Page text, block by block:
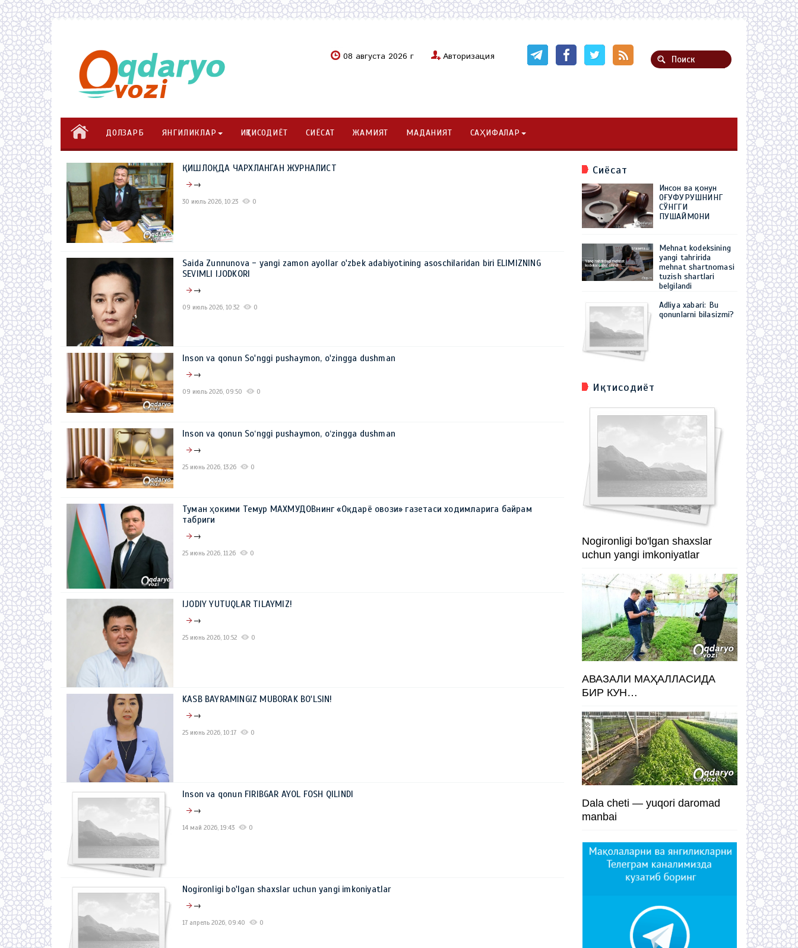
08 августа 2026 г Авторизация
ДОЛЗАРБ ЯНГИЛИКЛАР ИҚТИСОДИЁТ СИЁСАТ ЖАМИЯТ МАДАНИЯТ САҲИФАЛАР
ҚИШЛОҚДА ЧАРХЛАНГАН ЖУРНАЛИСТ
→
30 июль 2026, 10:23 0
Saida Zunnunova - yangi zamon ayollar o'zbek adabiyotining asoschilaridan biri ELIMIZNING
SEVIMLI IJODKORI
→
09 июль 2026, 10:32 0
Inson va qonun So'nggi pushaymon, o'zingga dushman
→
09 июль 2026, 09:50 0
Inson va qonun So‘nggi pushaymon, o‘zingga dushman
→
25 июнь 2026, 13:26 0
Туман ҳокими Темур МАХМУДОВнинг «Оқдарё овози» газетаси ходимларига байрам
табриги
→
25 июнь 2026, 11:26 0
IJODIY YUTUQLAR TILAYMIZ!
→
25 июнь 2026, 10:52 0
KASB BAYRAMINGIZ MUBORAK BO'LSIN!
→
25 июнь 2026, 10:17 0
Inson va qonun FIRIBGAR AYOL FOSH QILINDI
→
14 май 2026, 19:43 0
Nogironligi bo'lgan shaxslar uchun yangi imkoniyatlar
→
17 апрель 2026, 09:40 0
Сиёсат
Инсон ва қонун
ОҒУФУРУШНИНГ
СЎНГГИ
ПУШАЙМОНИ
Mehnat kodeksining
yangi tahririda
mehnat shartnomasi
tuzish shartlari
belgilandi
Adliya xabari: Bu
qonunlarni bilasizmi?
Иқтисодиёт
Nogironligi bo'lgan shaxslar
uchun yangi imkoniyatlar
АВАЗАЛИ МАҲАЛЛАСИДА
БИР КУН…
Dala cheti — yuqori daromad
manbai